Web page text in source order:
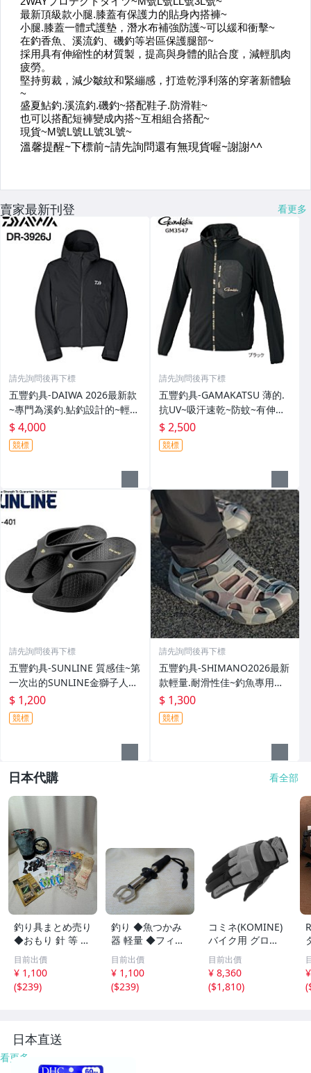
賣家最新刊登 看更多
請先詢問後再下標
五豐釣具-DAIWA 2026最新款
~專門為溪釣.鮎釣設計的~輕
便.薄的短版防水雨衣DR-3926J
外套特價4000元
$ 4,000
競標
請先詢問後再下標
五豐釣具-GAMAKATSU 薄的.
抗UV~吸汗速乾~防蚊~有伸縮
彈性付帽防曬外套 GM-3547
特價2000元
$ 2,500
競標
請先詢問後再下標
五豐釣具-SUNLINE 質感佳~第
一次出的SUNLINE金獅子人字
夾腳拖鞋SUS-401特價1200元
$ 1,200
競標
請先詢問後再下標
五豐釣具-SHIMANO2026最新
款輕量.耐滑性佳~釣魚專用布
希涼鞋 FS-091I特價1300元
$ 1,300
競標
日本代購 看全部
釣り具まとめ売り
◆おもり 針 等 釣
り 海釣り 川釣り
目前出價
¥ 1,100
($239)
釣り ◆魚つかみ
器 軽量 ◆フィッ
シュグリップ 防
錆性 フィッシュ
グリッパー コン
パクト 魚掴み器
目前出價
¥ 1,100
($239)
コミネ(KOMINE)
バイク用 グロー
ブ GK-2273 アー
バンメッシュグロ
ーブ Grey Black
Lya
目前出價
¥ 8,360
($1,810)
(
日本直送
看更多